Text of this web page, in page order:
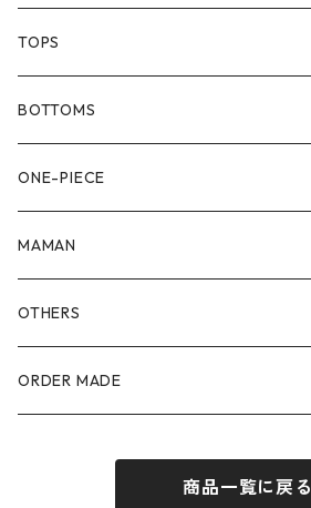
TOPS
80size
90size
100size
110size
BOTTOMS
80size
90size
100size
110size
ONE-PIECE
80size
90size
100size
MAMAN
OTHERS
ORDER MADE
商品一覧に戻る